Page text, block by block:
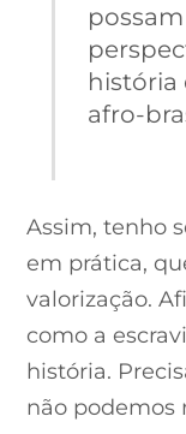
história
afro-
Assim, tenho
em prática,
valorização.
como a
história.
não podemos